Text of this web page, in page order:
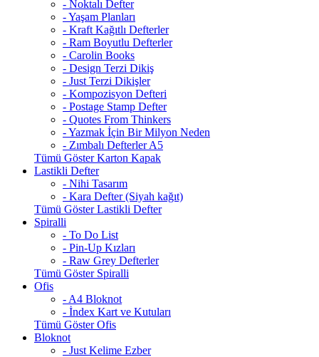
- Noktalı Defter
- Yaşam Planları
- Kraft Kağıtlı Defterler
- Ram Boyutlu Defterler
- Carolin Books
- Design Terzi Dikiş
- Just Terzi Dikişler
- Kompozisyon Defteri
- Postage Stamp Defter
- Quotes From Thinkers
- Yazmak İçin Bir Milyon Neden
- Zımbalı Defterler A5
Tümü Göster Karton Kapak
Lastikli Defter
- Nihi Tasarım
- Kara Defter (Siyah kağıt)
Tümü Göster Lastikli Defter
Spiralli
- To Do List
- Pin-Up Kızları
- Raw Grey Defterler
Tümü Göster Spiralli
Ofis
- A4 Bloknot
- İndex Kart ve Kutuları
Tümü Göster Ofis
Bloknot
- Just Kelime Ezber